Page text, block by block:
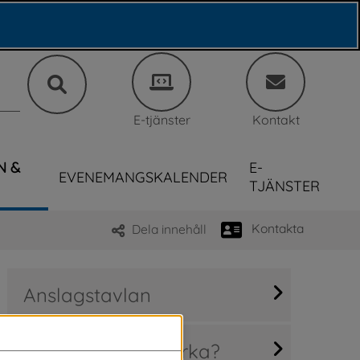
E-tjänster Kontakt
&
EVENEMANGSKALENDER
E-
TJÄNSTER
Dela innehåll Kontakta
Anslagstavlan
Hur kan jag påverka?